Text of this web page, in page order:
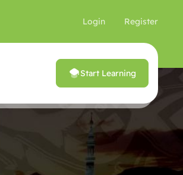
Login Register
Start Learning